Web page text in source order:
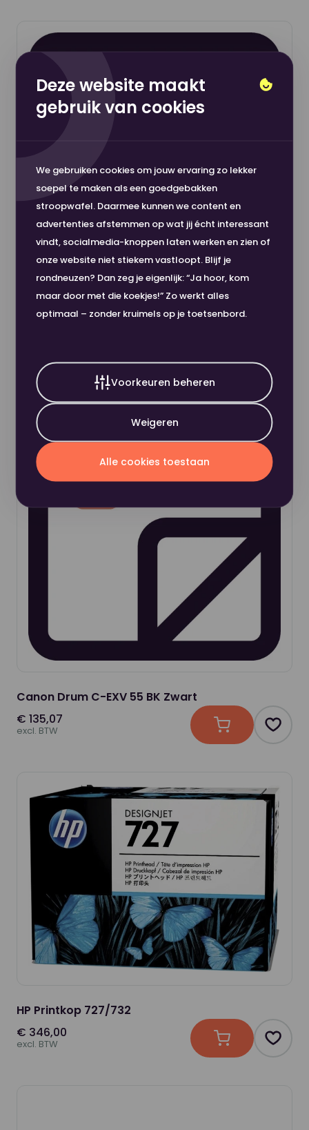
Deze website maakt
gebruik van cookies
We gebruiken cookies om jouw ervaring zo lekker
soepel te maken als een goedgebakken
stroopwafel. Daarmee kunnen we content en
advertenties afstemmen op wat jij écht interessant
vindt, socialmedia-knoppen laten werken en zien of
onze website niet stiekem vastloopt. Blijf je
rondneuzen? Dan zeg je eigenlijk: “Ja hoor, kom
maar door met die koekjes!” Zo werkt alles
optimaal – zonder kruimels op je toetsenbord.
Voorkeuren beheren
Weigeren
Alle cookies toestaan
Ricoh Staple + Holder T 1x5000st
Canon Drum C-EXV 55 BK Zwart
€ 135,07
excl. BTW In winkelwagen
HP Printkop 727/732
€ 346,00
excl. BTW In winkelwagen